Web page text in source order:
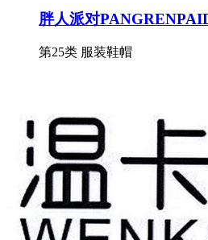
胖人派对
第25类 服装鞋帽